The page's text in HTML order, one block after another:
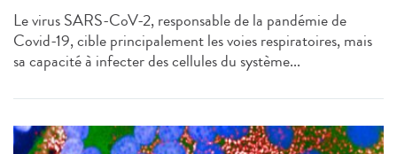
Le virus SARS-CoV-2, responsable de la pandémie de
Covid-19, cible principalement les voies respiratoires, mais
sa capacité à infecter des cellules du système...